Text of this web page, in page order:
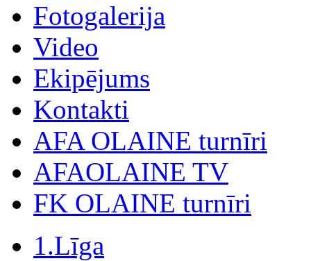
Fotogalerija
Video
Ekipējums
Kontakti
AFA OLAINE turnīri
AFAOLAINE TV
FK OLAINE turnīri
1.Līga